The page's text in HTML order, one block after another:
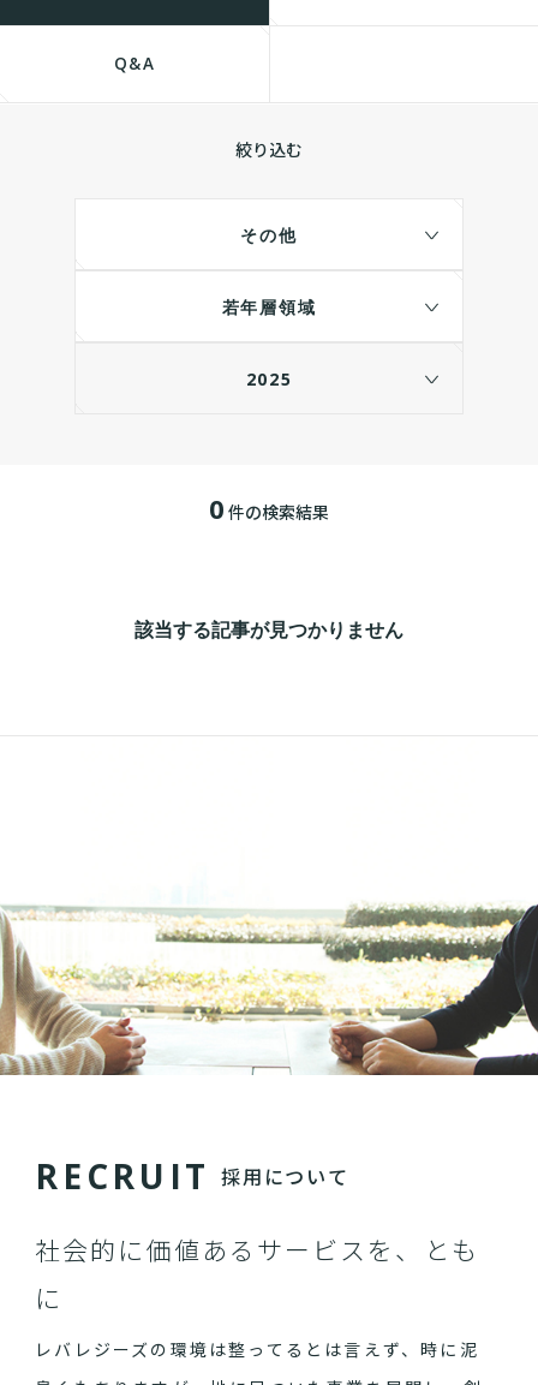
Q&A
絞り込む
その他
若年層領域
2025
0 件の検索結果
該当する記事が見つかりません
RECRU IT 採用について
社会的に価値あるサービスを、とも
に
レバレジーズの環境は整ってるとは言えず、時に泥